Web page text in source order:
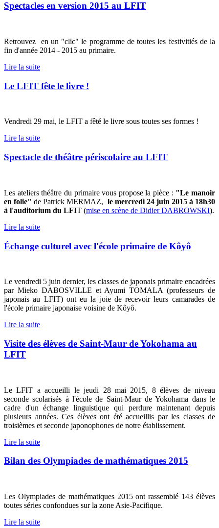
Spectacles en version 2015 au LFIT
Retrouvez en un "clic" le programme de toutes les festivitiés de la
fin d'année 2014 - 2015 au primaire.
Lire la suite
Le LFIT fête le livre !
Vendredi 29 mai, le LFIT a fêté le livre sous toutes ses formes !
Lire la suite
Spectacle de théâtre périscolaire au LFIT
Les ateliers théâtre du primaire vous propose la pièce : "Le manoir
en folie" de Patrick MERMAZ, le mercredi 24 juin 2015 à 18h30
à l'auditorium du LFIT (mise en scène de Didier DABROWSKI).
Lire la suite
Échange culturel avec l'école primaire de Kôyô
Le vendredi 5 juin dernier, les classes de japonais primaire encadrées
par Mieko DABOSVILLE et Ayumi TOMALA (professeurs de
japonais au LFIT) ont eu la joie de recevoir leurs camarades de
l'école primaire japonaise voisine de Kôyô.
Lire la suite
Visite des élèves de Saint-Maur de Yokohama au
LFIT
Le LFIT a accueilli le jeudi 28 mai 2015, 8 élèves de niveau
seconde scolarisés à l'école de Saint-Maur de Yokohama dans le
cadre d'un échange linguistique qui perdure maintenant depuis
plusieurs années. Ces élèves ont été accueillis par les classes de
troisièmes et seconde japonophones de notre établissement.
Lire la suite
Bilan des Olympiades de mathématiques 2015
Les Olympiades de mathématiques 2015 ont rassemblé 143 élèves
toutes séries confondues sur la zone As​​i​e-Pacifiqu​e.
Lire la suite